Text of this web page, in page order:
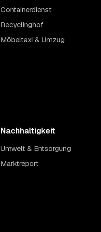
Containerdienst
Recyclinghof
Möbeltaxi & Umzug
Nachhaltigkeit
Umwelt & Entsorgung
Marktreport